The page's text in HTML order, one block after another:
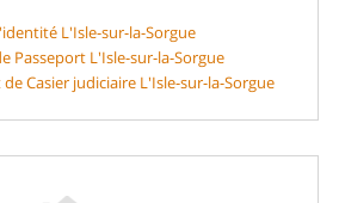
L'Isle-sur-la-Sorgue
Passeport L'Isle-sur-la-Sorgue
Casier judiciaire L'Isle-sur-la-Sorgue